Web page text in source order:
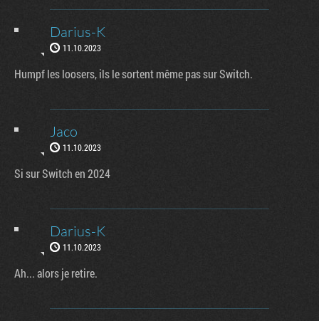
Darius-K
11.10.2023
Humpf les loosers, ils le sortent même pas sur Switch.
Jaco
11.10.2023
Si sur Switch en 2024
Darius-K
11.10.2023
Ah... alors je retire.